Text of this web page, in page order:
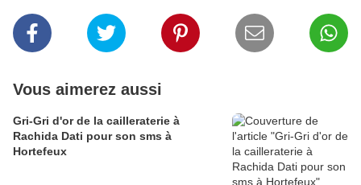
Vous aimerez aussi
Gri-Gri d'or de la cailleraterie à
Rachida Dati pour son sms à
Hortefeux